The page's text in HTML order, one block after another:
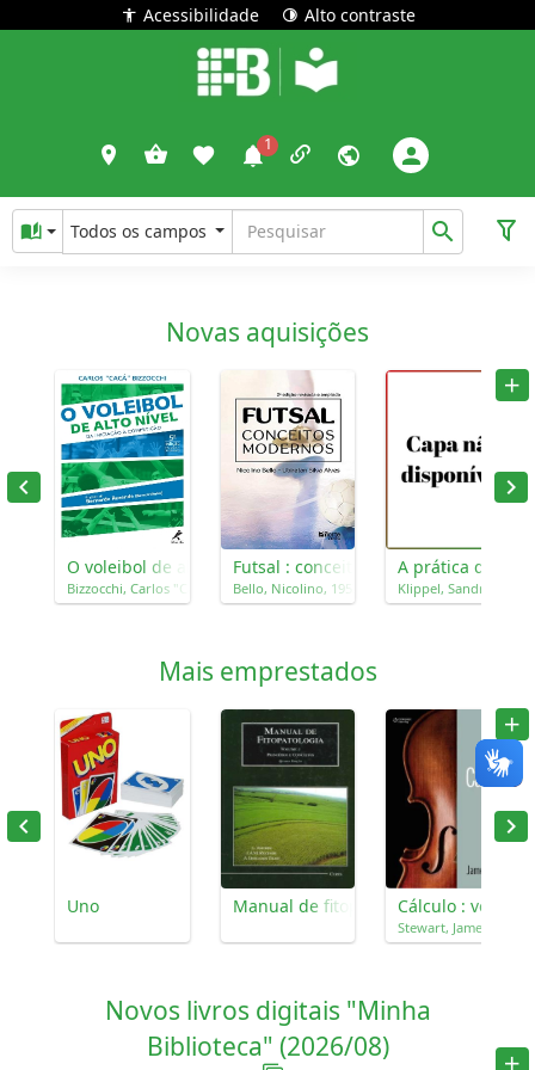
Acessibilidade Alto contraste
Todos os campos
Novas aquisições
O voleibol de alto nível : da iniciação à competição
Bizzocchi, Carlos "Cacá"
Futsal : conceitos modernos
Bello, Nicolino, 1953-
A prática da
Klippel, Sandra
Mais emprestados
Uno Manual de fitopatologia, 1 :Cálculo : volume
Stewart, James, 1941-
Novos livros digitais "Minha
Biblioteca" (2026/08)